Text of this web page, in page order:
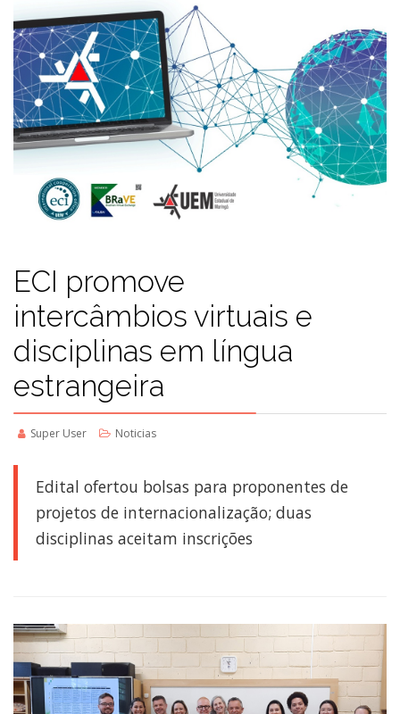
ECI promove
intercâmbios virtuais e
disciplinas em língua
estrangeira
Super User Noticias
Edital ofertou bolsas para proponentes de
projetos de internacionalização; duas
disciplinas aceitam inscrições